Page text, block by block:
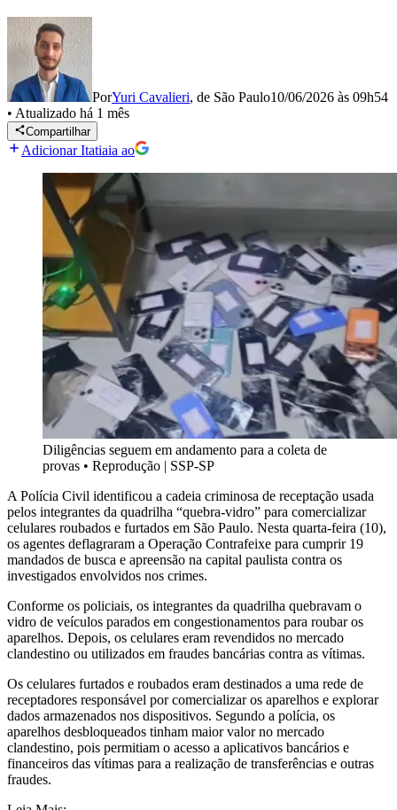
PorYuri Cavalieri, de São Paulo10/06/2026 às 09h54
• Atualizado há 1 mês
Compartilhar
Adicionar Itatiaia ao
Diligências seguem em andamento para a coleta de
provas • Reprodução | SSP-SP
A Polícia Civil identificou a cadeia criminosa de receptação usada
pelos integrantes da quadrilha “quebra-vidro” para comercializar
celulares roubados e furtados em São Paulo. Nesta quarta-feira (10),
os agentes deflagraram a Operação Contrafeixe para cumprir 19
mandados de busca e apreensão na capital paulista contra os
investigados envolvidos nos crimes.
Conforme os policiais, os integrantes da quadrilha quebravam o
vidro de veículos parados em congestionamentos para roubar os
aparelhos. Depois, os celulares eram revendidos no mercado
clandestino ou utilizados em fraudes bancárias contra as vítimas.
Os celulares furtados e roubados eram destinados a uma rede de
receptadores responsável por comercializar os aparelhos e explorar
dados armazenados nos dispositivos. Segundo a polícia, os
aparelhos desbloqueados tinham maior valor no mercado
clandestino, pois permitiam o acesso a aplicativos bancários e
financeiros das vítimas para a realização de transferências e outras
fraudes.